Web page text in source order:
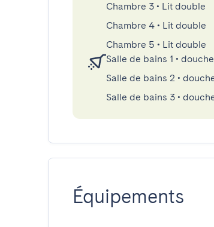
Chambre 3 • Lit double
Chambre 4 • Lit double
Chambre 5 • Lit double
Salle de bains 1 •
Salle de bains 2 •
Salle de bains 3 •
Équipements